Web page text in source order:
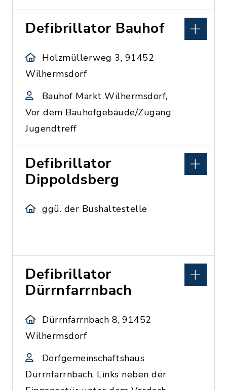
Defibrillator Bauhof
Holzmüllerweg 3, 91452
Wilhermsdorf
Bauhof Markt Wilhermsdorf,
Vor dem Bauhofgebäude/Zugang
Jugendtreff
Defibrillator
Dippoldsberg
ggü. der Bushaltestelle
Defibrillator
Dürrnfarrnbach
Dürrnfarrnbach 8, 91452
Wilhermsdorf
Dorfgemeinschaftshaus
Dürrnfarrnbach, Links neben der